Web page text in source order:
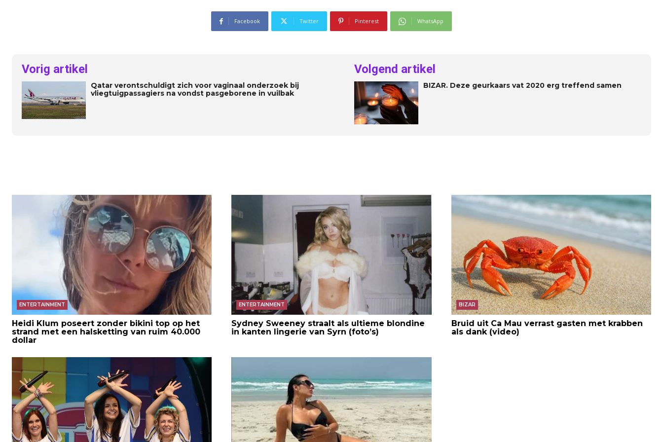
Facebook Twitter Pinterest WhatsApp
Vorig artikel
Qatar verontschuldigt zich voor vaginaal onderzoek bij
vliegtuigpassagiers na vondst pasgeborene in vuilbak
Volgend artikel
BIZAR. Deze geurkaars vat 2020 erg treffend samen
ENTERTAINMENT
Heidi Klum poseert zonder bikini top op het
strand met een halsketting van ruim 40.000
dollar
ENTERTAINMENT
Sydney Sweeney straalt als ultieme blondine
in kanten lingerie van Syrn (foto’s)
BIZAR
Bruid uit Ca Mau verrast gasten met krabben
als dank (video)